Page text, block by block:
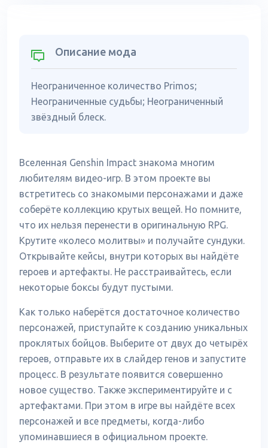
Описание мода
Неограниченное количество Primos;
Неограниченные судьбы; Неограниченный
звёздный блеск.
Вселенная Genshin Impact знакома многим
любителям видео-игр. В этом проекте вы
встретитесь со знакомыми персонажами и даже
соберёте коллекцию крутых вещей. Но помните,
что их нельзя перенести в оригинальную RPG.
Крутите «колесо молитвы» и получайте сундуки.
Открывайте кейсы, внутри которых вы найдёте
героев и артефакты. Не расстраивайтесь, если
некоторые боксы будут пустыми.
Как только наберётся достаточное количество
персонажей, приступайте к созданию уникальных
проклятых бойцов. Выберите от двух до четырёх
героев, отправьте их в слайдер генов и запустите
процесс. В результате появится совершенно
новое существо. Также экспериментируйте и с
артефактами. При этом в игре вы найдёте всех
персонажей и все предметы, когда-либо
упоминавшиеся в официальном проекте.